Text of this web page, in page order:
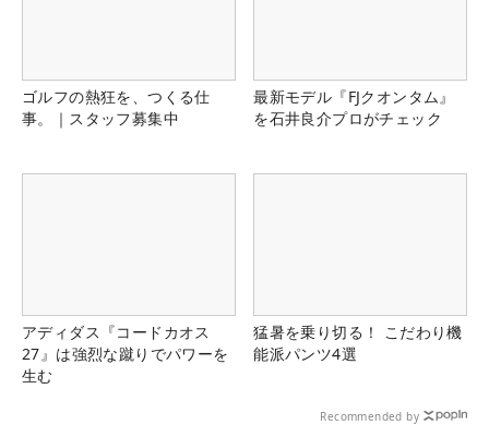
ゴルフの熱狂を、つくる仕
事。｜スタッフ募集中
最新モデル『FJクオンタム』
を石井良介プロがチェック
アディダス『コードカオス
27』は強烈な蹴りでパワーを
生む
猛暑を乗り切る！ こだわり機
能派パンツ4選
Recommended by